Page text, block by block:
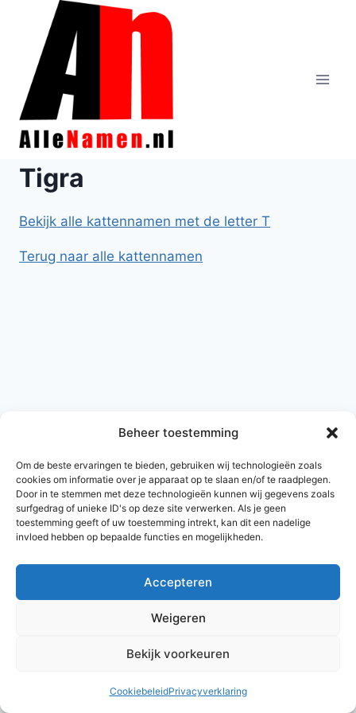
Beheer toestemming
Om de beste ervaringen te bieden, gebruiken wij technologieën zoals
cookies om informatie over je apparaat op te slaan en/of te raadplegen.
Door in te stemmen met deze technologieën kunnen wij gegevens zoals
surfgedrag of unieke ID's op deze site verwerken. Als je geen
toestemming geeft of uw toestemming intrekt, kan dit een nadelige
invloed hebben op bepaalde functies en mogelijkheden.
Accepteren
Weigeren
Bekijk voorkeuren
CookiebeleidPrivacyverklaring
Doorgaan
inhoud
Tigra
Bekijk alle kattennamen met de letter T
Terug naar alle kattennamen
© 2026 AlleNamen.nl